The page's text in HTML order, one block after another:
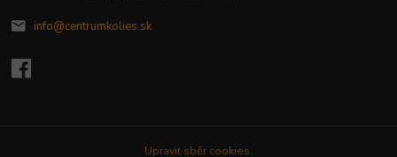
info@centrumkolies.sk
Upravit sběr cookies.